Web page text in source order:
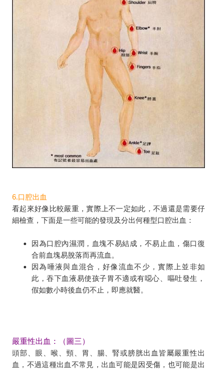
6.口腔出血
看起來好像比較嚴重，實際上不一定如此，不過還是需要仔
細檢查，下面是一些可能的發現及分出何種型口腔出血：
因為口腔內濕潤，血塊不易結成，不易止血，傷口復
合前血塊易脫落而再流血。
因為唾液與血混合，好像流血不少，實際上並非如
此，吞下血液易使孩子胃不適或有噁心、嘔吐發生，
假如數小時後血仍不止，即應就醫。
嚴重性出血：（圖三）
頭部、眼、喉、頸、胃、腸、腎或膀胱出血皆屬嚴重性出
血，不過這種出血不常見，出血可能是因受傷，也可能是出